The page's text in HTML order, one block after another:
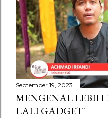
September 19, 2023
MENGENAL
LALI GADGET'